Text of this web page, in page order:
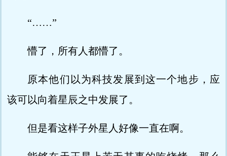
“……”
懵了，所有人都懵了。
原本他们以为科技发展到这一个地步，应
该可以向着星辰之中发展了。
但是看这样子外星人好像一直在啊。